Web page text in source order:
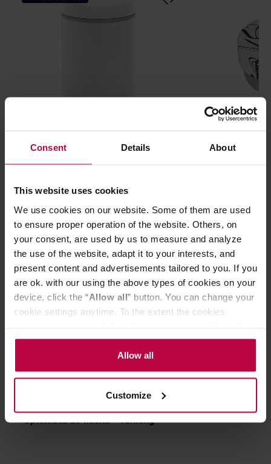
Consent Details About
This website uses cookies
We use cookies on our website. Some of them are used
to ensure proper operation of the website. Others, on
your consent, are used by us to measure and analyze
the use of the website, adapt it to your interests, and
present content and advertisements tailored to you. If you
are ok. with our using the above types of cookies on your
device, click the “Allow all” button. You can change your
cookie settings anytime. To the extent the cookies
the controller’s (namely, ALL GOOD S.A., ul.
Mazowiecka 24I/U9, 78-100 Kołobrzeg) or third parties’
legitimate interests which are to ensure a high quality of
activities of the controller and authorized entities. More
information about cookies and the personal data
processing, including your rights, can be found in the
Allow all
Customize
Pojemnik próżniowy - Biały Mat
Najniższa cena: 169,99 zł
169,99 zł
white
Do poczytania przy kawie:
Spieniacz do mleka – ranking Jaką wagę